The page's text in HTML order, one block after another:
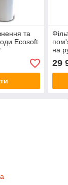
та
Ecosoft
на
29